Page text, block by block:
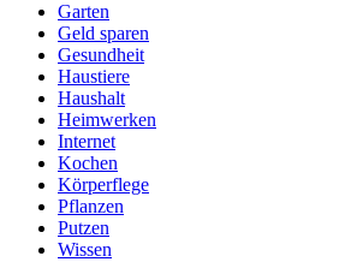
Garten
Geld sparen
Gesundheit
Haustiere
Haushalt
Heimwerken
Internet
Kochen
Körperflege
Pflanzen
Putzen
Wissen